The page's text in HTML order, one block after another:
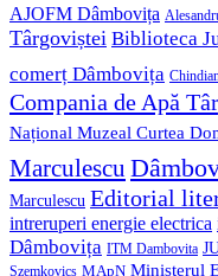
AJOFM Dâmbovița
Târgoviștei Biblioteca
comerț Dâmbovița
Compania de Apă
Național Muzeal Curtea
Marculescu
Marculescu Editorial
intreruperi energie electrica
Dâmbovița
ITM Dambovita
Szemkovics MApN Ministerul